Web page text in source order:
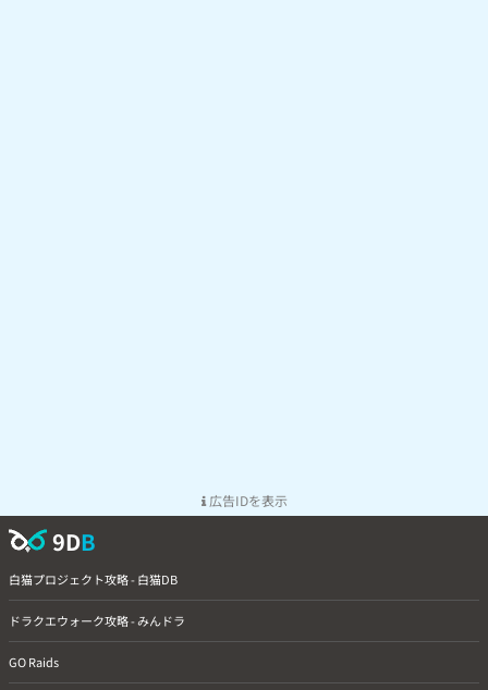
広告IDを表示
9DB
白猫プロジェクト攻略 - 白猫DB
ドラクエウォーク攻略 - みんドラ
GO Raids